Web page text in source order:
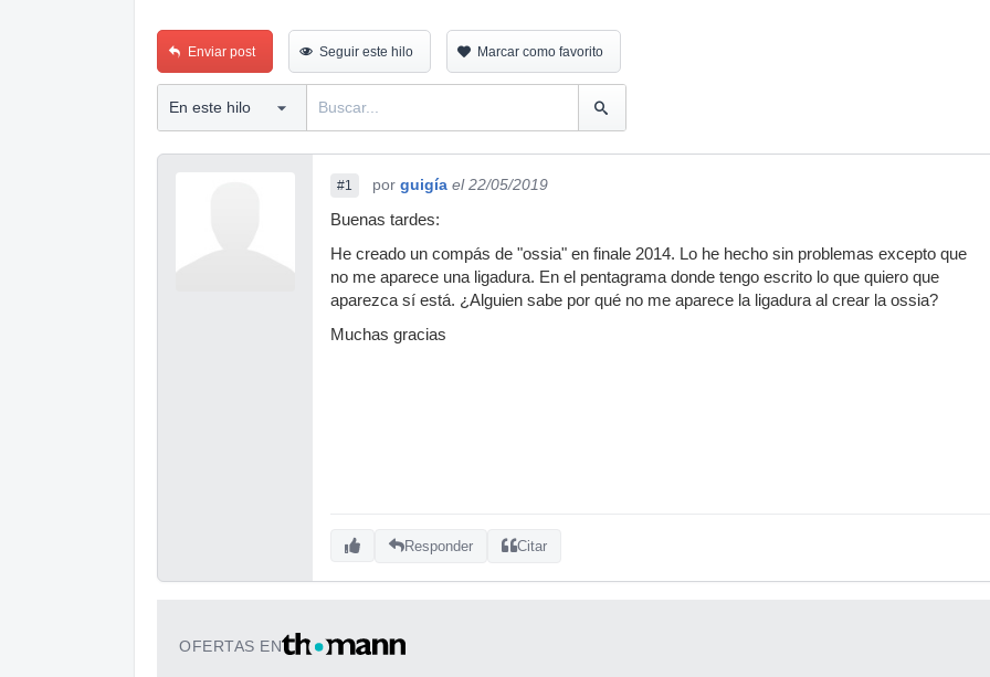
Enviar post Seguir este hilo Marcar como favorito
#1 por guigía el 22/05/2019
Buenas tardes:
He creado un compás de "ossia" en finale 2014. Lo he hecho sin problemas excepto que
no me aparece una ligadura. En el pentagrama donde tengo escrito lo que quiero que
aparezca sí está. ¿Alguien sabe por qué no me aparece la ligadura al crear la ossia?
Muchas gracias
Responder Citar
OFERTAS EN